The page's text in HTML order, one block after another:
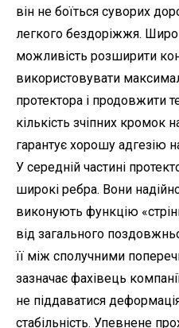
він не боїться суворих
легкого бездоріжжя.
можливість розширити
використовувати
протектора і продовжити
кількість зчіпних кромок
гарантує хорошу адгезію
У середній частині
широкі ребра. Вони
виконують функцію
від загального
її між сполучними
зазначає фахівець
не піддаватися
стабільність. Упевнене